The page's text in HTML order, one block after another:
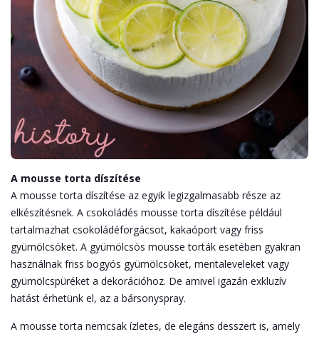
A mousse torta díszítése
A mousse torta díszítése az egyik legizgalmasabb része az
elkészítésnek. A csokoládés mousse torta díszítése például
tartalmazhat csokoládéforgácsot, kakaóport vagy friss
gyümölcsöket. A gyümölcsös mousse torták esetében gyakran
használnak friss bogyós gyümölcsöket, mentaleveleket vagy
gyümölcspüréket a dekorációhoz. De amivel igazán exkluzív
hatást érhetünk el, az a bársonyspray.
A mousse torta nemcsak ízletes, de elegáns desszert is, amely